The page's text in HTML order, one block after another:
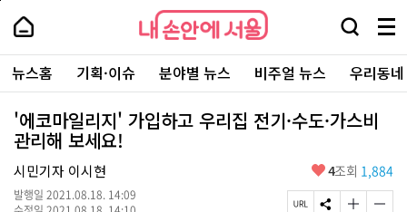
본
로
가
내
손
안
에
서
울
-
서
울
시
대
표
소
내
손
에
울
검
창
열
기
메
뉴
전
체
보
주
요
서
뉴스홈 기획·이슈 분야별 뉴스 비주얼 뉴스 우리동
'에코마일리지' 가입하고 우리집 전기·수도·가스비
관리해 보세요!
시민기자 이시현
발행일 2021.08.18. 14:09
좋
요
4조회 1,884
페
상
단
로